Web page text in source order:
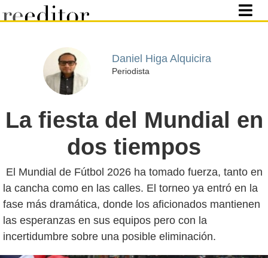
Daniel Higa Alquicira
Periodista
La fiesta del Mundial en
dos tiempos
El Mundial de Fútbol 2026 ha tomado fuerza, tanto en
la cancha como en las calles. El torneo ya entró en la
fase más dramática, donde los aficionados mantienen
las esperanzas en sus equipos pero con la